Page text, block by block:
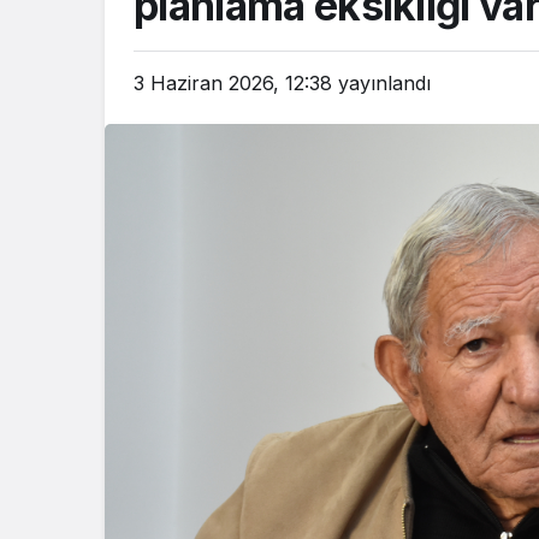
3 Haziran 2026, 12:38 yayınlandı